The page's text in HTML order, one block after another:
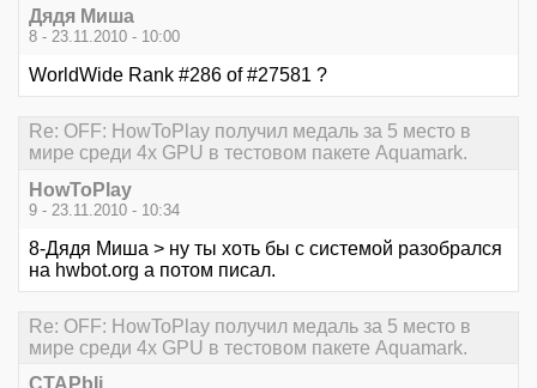
Дядя Миша
8 - 23.11.2010 - 10:00
WorldWide Rank #286 of #27581 ?
Re: OFF: HowToPlay получил медаль за 5 место в
мире среди 4х GPU в тестовом пакете Aquamark.
HowToPlay
9 - 23.11.2010 - 10:34
8-Дядя Миша > ну ты хоть бы с системой разобрался
на hwbot.org а потом писал.
Re: OFF: HowToPlay получил медаль за 5 место в
мире среди 4х GPU в тестовом пакете Aquamark.
CTAPbIi